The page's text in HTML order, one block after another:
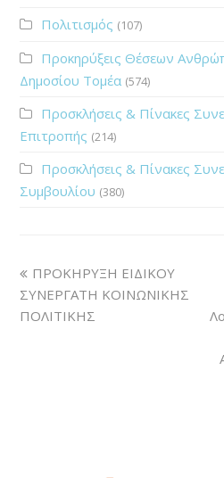
Πολιτισμός (107)
Προκηρύξεις Θέσεων
Δημοσίου Τομέα (574)
Προσκλήσεις & Πίνακες
Επιτροπής (214)
Προσκλήσεις & Πίνακες
Συμβουλίου (380)
ΠΡΟΚΗΡΥΞΗ ΕΙΔΙΚΟΥ
ΣΥΝΕΡΓΑΤΗ ΚΟΙΝΩΝΙΚΗΣ
ΠΟΛΙΤΙΚΗΣ